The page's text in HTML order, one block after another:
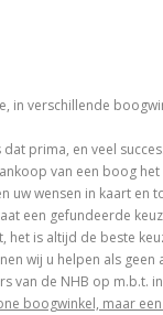
in verschillende
prima, en veel succes.
van een boog
uw wensen in kaart
een gefundeerde
het is altijd de beste
wij u helpen als
van de NHB op m.b.t.
boogwinkel, maar